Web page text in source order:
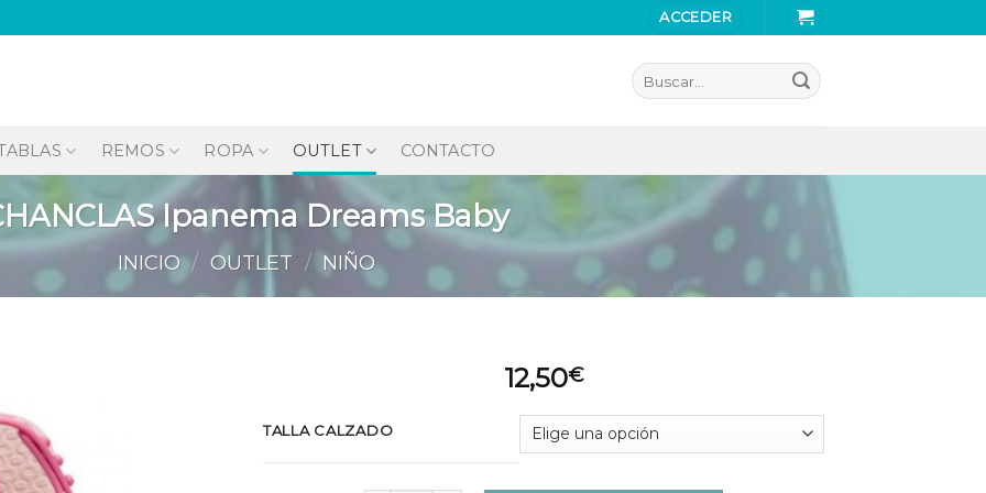
ACCEDER
Buscar
por:
REMOS ROPA OUTLET CONTACTO
Ipanema Dreams Baby
INICIO / OUTLET / NIÑO
lista de
deseos
12,50€
TALLA CALZADO